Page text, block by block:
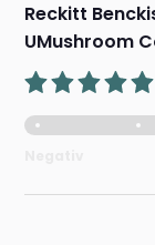
Reckitt
UMushroom